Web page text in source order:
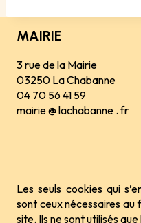
MAIRIE
3 rue de la Mairie
03250 La Chabanne
04 70 56 41 59
mairie @ lachabanne . fr
Les seuls cookies qui
sont ceux nécessaires
site. Ils ne sont utilisés